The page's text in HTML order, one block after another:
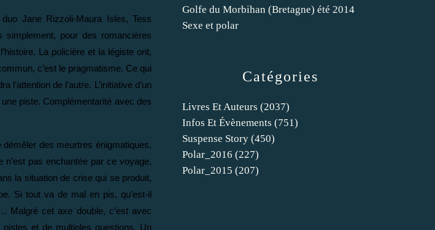
Jane Rizzoli-Maura Isles, Tess
pour des romancières
La policière et la légiste ont,
c’est le pragmatisme. Ce qui
l’attention de l’autre. L’initiative d’un
piste. Complémentarité avec des
démêler des meurtres énigmatiques,
pas enchantée par ce voyage,
la situation de crise qui se produit,
Si tout va de mal en pis, qu’est-il
Malgré cet axe double, c’est avec
et de multiples questions. Un
Catégories
Livres Et Auteurs (2037)
Infos Et Évènements (751)
Suspense Story (450)
Polar_2016 (227)
Polar_2015 (207)
Golfe du Morbihan (Bretagne) été 2014
Sexe et polar